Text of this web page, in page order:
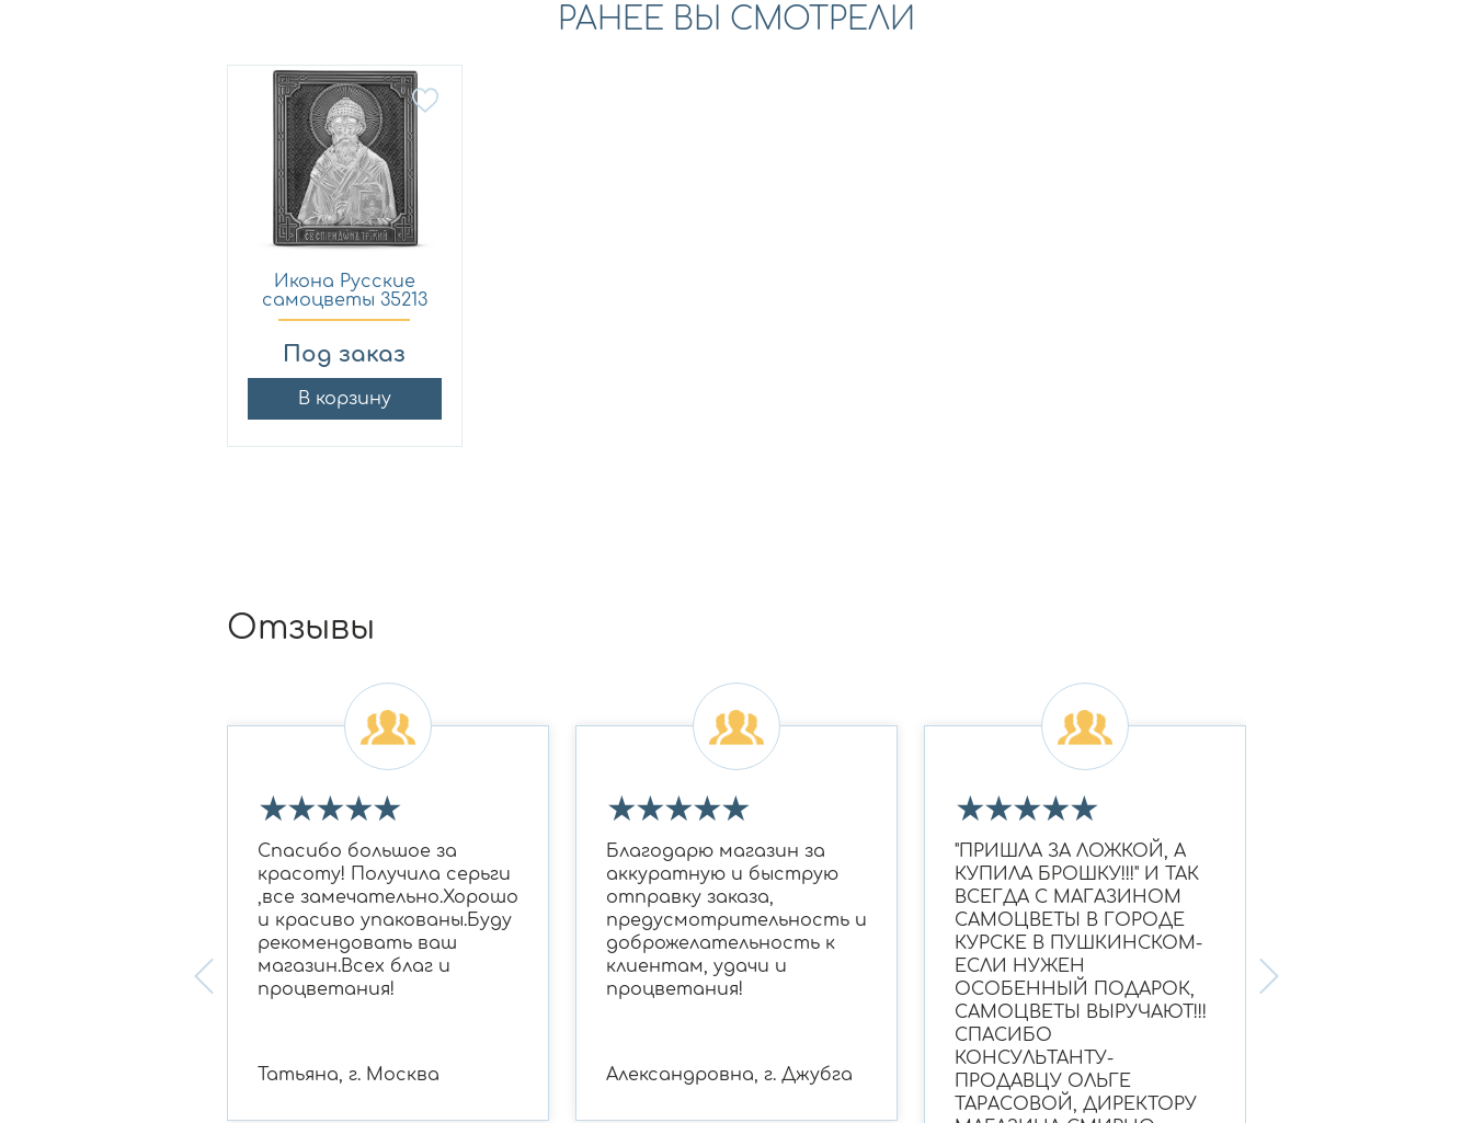
РАНЕЕ ВЫ СМОТРЕЛИ
Икона Русские
самоцветы 35213
Под заказ
В корзину
Отзывы
★★★★★
Спасибо большое за
красоту! Получила серьги
,все замечательно.Хорошо
и красиво упакованы.Буду
рекомендовать ваш
магазин.Всех благ и
процветания!
Татьяна, г. Москва
★★★★★
Благодарю магазин за
аккуратную и быструю
отправку заказа,
предусмотрительность и
доброжелательность к
клиентам, удачи и
процветания!
Александровна, г. Джубга
★★★★★
"ПРИШЛА ЗА ЛОЖКОЙ, А
КУПИЛА БРОШКУ!!!" И ТАК
ВСЕГДА С МАГАЗИНОМ
САМОЦВЕТЫ В ГОРОДЕ
КУРСКЕ В ПУШКИНСКОМ-
ЕСЛИ НУЖЕН
ОСОБЕННЫЙ ПОДАРОК,
САМОЦВЕТЫ ВЫРУЧАЮТ!!!
СПАСИБО
КОНСУЛЬТАНТУ-
ПРОДАВЦУ ОЛЬГЕ
ТАРАСОВОЙ, ДИРЕКТОРУ